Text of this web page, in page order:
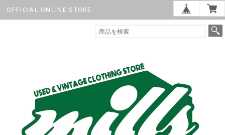
OFFICIAL ONLINE STORE